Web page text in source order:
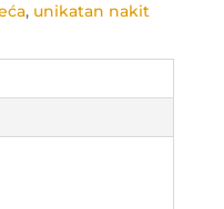
, unikatan nakit